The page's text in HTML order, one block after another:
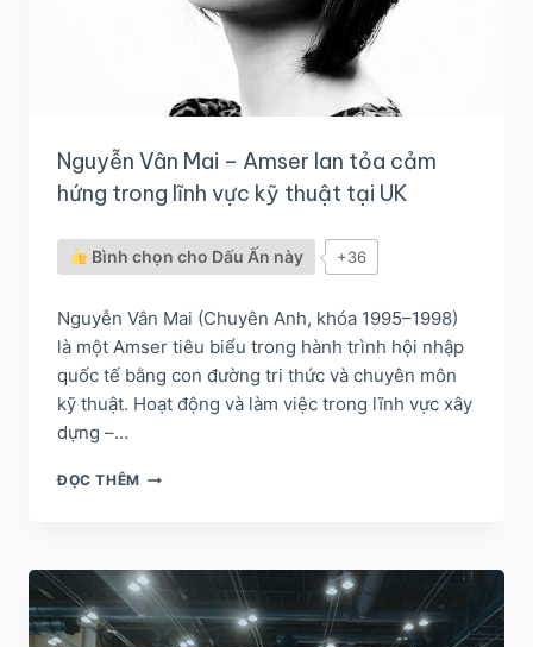
Nguyễn Vân Mai – Amser lan tỏa cảm
hứng trong lĩnh vực kỹ thuật tại UK
Bình chọn cho Dấu Ấn này +36
Nguyễn Vân Mai (Chuyên Anh, khóa 1995–1998)
là một Amser tiêu biểu trong hành trình hội nhập
quốc tế bằng con đường tri thức và chuyên môn
kỹ thuật. Hoạt động và làm việc trong lĩnh vực xây
dựng –…
ĐỌC THÊMNGUYỄN
AMSER
LAN
TỎA
CẢM